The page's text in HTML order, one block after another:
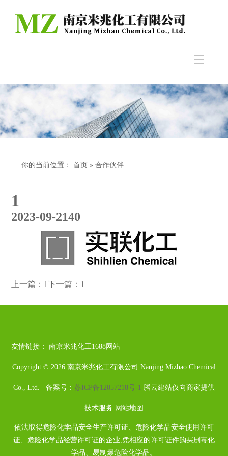
你的当前位置：首页 » 合作伙伴
1
2023-09-2140
上一篇：1下一篇：1
友情链接： 南京米兆化工1688网站
Copyright © 2026 南京米兆化工有限公司 Nanjing Mizhao Chemical
Co., Ltd. 备案号： 苏ICP备12057218号-1 腾云建站仅向商家提供
技术服务 网站地图
依法取得危险化学品安全生产许可证、危险化学品安全使用许可
证、危险化学品经营许可证的企业,凭相应的许可证件购买剧毒化
学品、易制爆危险化学品。